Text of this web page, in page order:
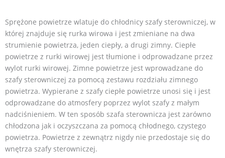
Sprężone powietrze wlatuje do chłodnicy szafy sterowniczej, w
której znajduje się rurka wirowa i jest zmieniane na dwa
strumienie powietrza, jeden ciepły, a drugi zimny. Ciepłe
powietrze z rurki wirowej jest tłumione i odprowadzane przez
wylot rurki wirowej. Zimne powietrze jest wprowadzane do
szafy sterowniczej za pomocą zestawu rozdziału zimnego
powietrza. Wypierane z szafy ciepłe powietrze unosi się i jest
odprowadzane do atmosfery poprzez wylot szafy z małym
nadciśnieniem. W ten sposób szafa sterownicza jest zarówno
chłodzona jak i oczyszczana za pomocą chłodnego, czystego
powietrza. Powietrze z zewnątrz nigdy nie przedostaje się do
wnętrza szafy sterowniczej.